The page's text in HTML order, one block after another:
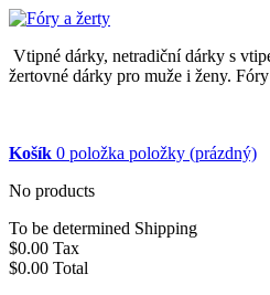
Vtipné dárky, netradiční dárky s
žertovné dárky pro muže i ženy.
Košík 0 položka položky (prázdný)
No products
To be determined Shipping
$0.00 Tax
$0.00 Total